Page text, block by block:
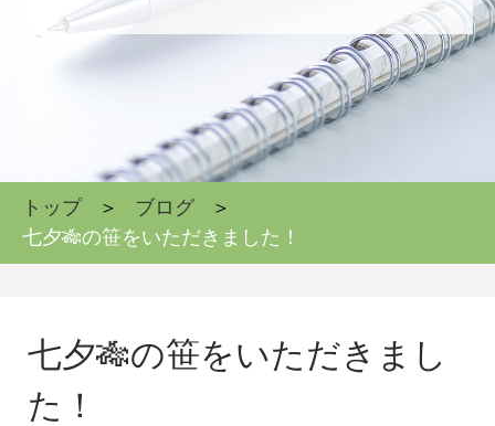
トップ
ブログ
七夕🎋の笹をいただきました！
七夕🎋の笹をいただきまし
た！